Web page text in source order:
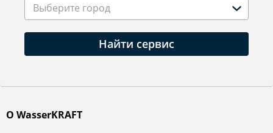
Выберите город
Найти сервис
О WasserKRAFT